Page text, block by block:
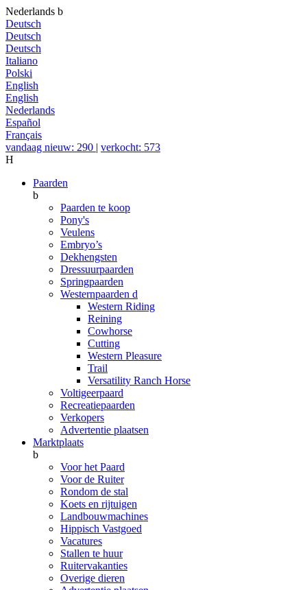
Nederlands b
Deutsch
Deutsch
Deutsch
Italiano
Polski
English
English
Nederlands
Español
Français
vandaag nieuw: 290 | verkocht: 573
H
Paarden
b
Paarden te koop
Pony's
Veulens
Embryo’s
Dekhengsten
Dressuurpaarden
Springpaarden
Westernpaarden d
Western Riding
Reining
Cowhorse
Cutting
Western Pleasure
Trail
Versatility Ranch Horse
Voltigeerpaard
Recreatiepaarden
Verkopers
Advertentie plaatsen
Marktplaats
b
Voor het Paard
Voor de Ruiter
Rondom de stal
Koets en rijtuigen
Landbouwmachines
Hippisch Vastgoed
Vacatures
Stallen te huur
Ruitervakanties
Overige dieren